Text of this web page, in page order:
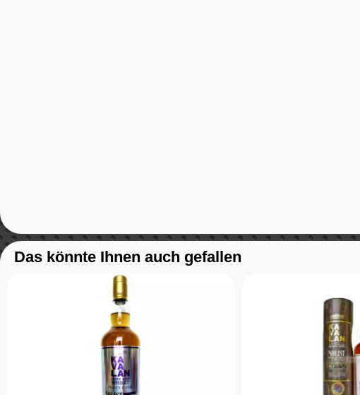
Das könnte Ihnen auch gefallen